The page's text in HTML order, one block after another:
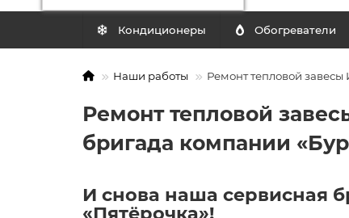
Кондиционеры Обогреватели
Наши работы Ремонт тепловой
Ремонт тепловой
бригада компании
И снова наша сервисная
«Пятёрочка»!